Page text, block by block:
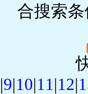
合搜索
|9|10|11|12|